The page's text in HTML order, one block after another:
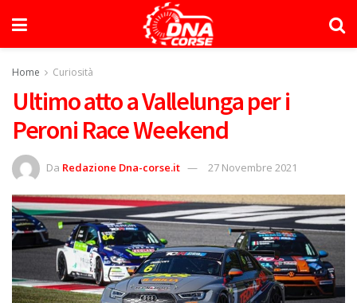
Home Curiosità
Ultimo atto a Vallelunga per i
Peroni Race Weekend
Da Redazione Dna-corse.it 27 Novembre 2021